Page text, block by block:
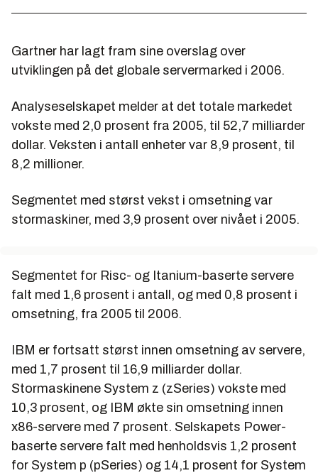
Gartner har lagt fram sine overslag over
utviklingen på det globale servermarked i 2006.
Analyseselskapet melder at det totale markedet
vokste med 2,0 prosent fra 2005, til 52,7 milliarder
dollar. Veksten i antall enheter var 8,9 prosent, til
8,2 millioner.
Segmentet med størst vekst i omsetning var
stormaskiner, med 3,9 prosent over nivået i 2005.
Segmentet for Risc- og Itanium-baserte servere
falt med 1,6 prosent i antall, og med 0,8 prosent i
omsetning, fra 2005 til 2006.
IBM er fortsatt størst innen omsetning av servere,
med 1,7 prosent til 16,9 milliarder dollar.
Stormaskinene System z (zSeries) vokste med
10,3 prosent, og IBM økte sin omsetning innen
x86-servere med 7 prosent. Selskapets Power-
baserte servere falt med henholdsvis 1,2 prosent
for System p (pSeries) og 14,1 prosent for System